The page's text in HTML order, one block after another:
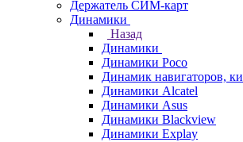
Держатель СИМ-карт
Динамики
Назад
Динамики
Динамики Poco
Динамик навигаторов,
Динамики Alcatel
Динамики Asus
Динамики Blackview
Динамики Explay